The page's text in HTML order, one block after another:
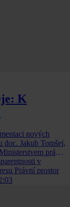
K
nových
doc. Jakub Tomšej,
práce
v
Právní prostor